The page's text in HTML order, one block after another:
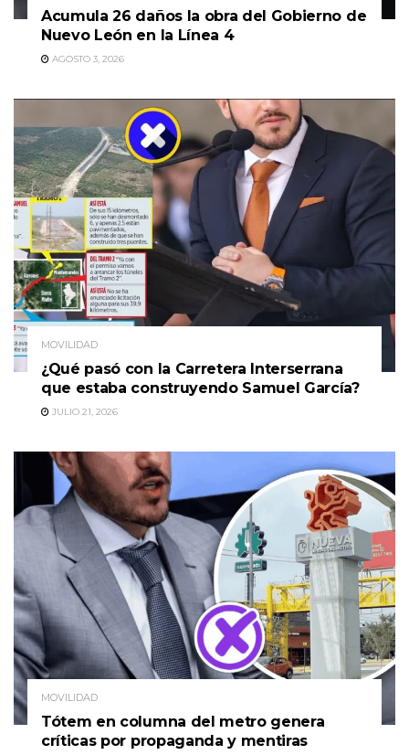
Acumula 26 daños la obra del Gobierno de
Nuevo León en la Línea 4
AGOSTO 3, 2026
MOVILIDAD
¿Qué pasó con la Carretera Interserrana
que estaba construyendo Samuel García?
JULIO 21, 2026
MOVILIDAD
Tótem en columna del metro genera
críticas por propaganda y mentiras